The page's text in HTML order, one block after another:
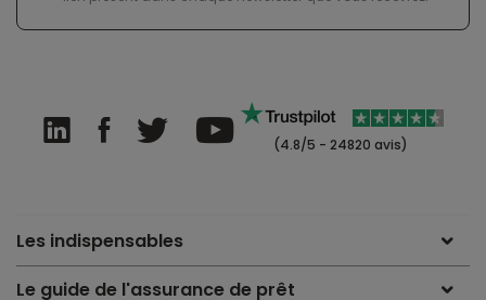
(4.8/5 - 24820 avis)
Les indispensables
Le guide de l'assurance de prêt